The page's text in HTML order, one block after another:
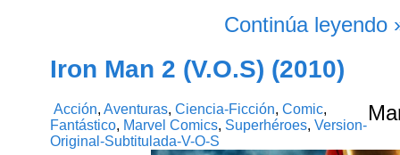
Continúa leyendo
Iron Man 2 (V.O.S) (2010)
Acción,Aventuras,Ciencia-Ficción,Comic,
Fantástico, Marvel Comics, Superhéroes,Version-
Original-Subtitulada-V-O-S